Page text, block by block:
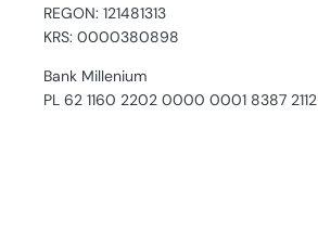
REGON: 121481313
KRS: 0000380898
Bank Millenium
PL 62 1160 2202 0000 0001 8387 2112